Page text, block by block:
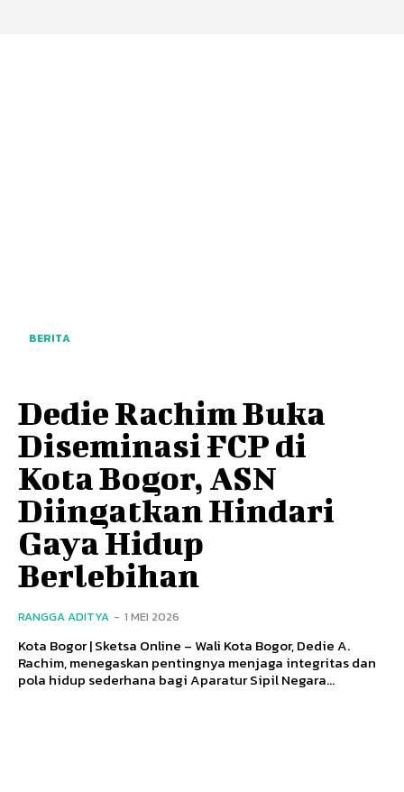
BERITA
Dedie Rachim Buka
Diseminasi FCP di
Kota Bogor, ASN
Diingatkan Hindari
Gaya Hidup
Berlebihan
RANGGA ADITYA - 1 MEI 2026
Kota Bogor | Sketsa Online – Wali Kota Bogor, Dedie A.
Rachim, menegaskan pentingnya menjaga integritas dan
pola hidup sederhana bagi Aparatur Sipil Negara...